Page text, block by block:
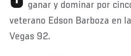
ganar y dominar por
veterano Edson Barboza en
Vegas 92.